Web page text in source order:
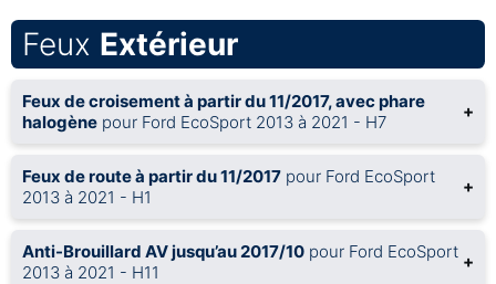
Feux Extérieur
Feux de croisement à partir du 11/2017, avec phare
halogène pour Ford EcoSport 2013 à 2021 - H7 +
Feux de route à partir du 11/2017 pour Ford EcoSport
2013 à 2021 - H1
+
Anti-Brouillard AV jusqu’au 2017/10 pour Ford EcoSport
2013 à 2021 - H11
+